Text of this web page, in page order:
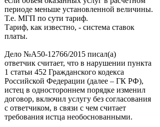
периоде меньше установленной величины.
Т.е. МГП по сути тариф.
Тариф, как известно, - система ставок
платы.
Дело №А50-12766/2015 писал(а)
ответчик считает, что в нарушении пункта
1 статьи 452 Гражданского кодекса
Российской Федерации (далее – ГК РФ),
истец в одностороннем порядке изменил
договор, включил услугу без согласования
с ответчиком, в связи с чем считает
требования истца необоснованными.